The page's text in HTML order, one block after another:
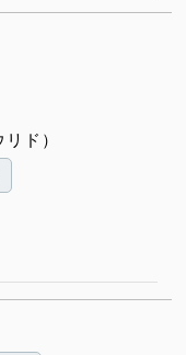
ド）